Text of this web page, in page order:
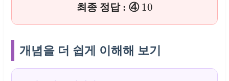
최종 정답 : ④
개념을 더 쉽게 이해해 보기